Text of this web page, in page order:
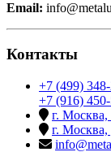
Email:
Контакты
+7 (499)
+7 (916)
г. Москва,
г.